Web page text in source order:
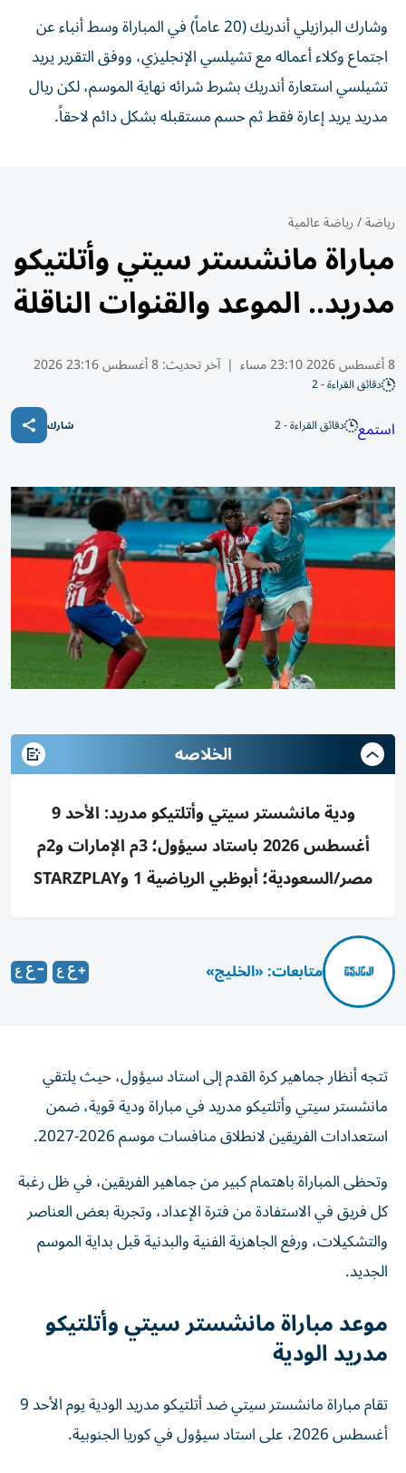
وشارك البرازيلي أندريك (20 عاماً) في المباراة وسط أنباء عن
اجتماع وكلاء أعماله مع تشيلسي الإنجليزي، ووفق التقرير يريد
تشيلسي استعارة أندريك بشرط شرائه نهاية الموسم، لكن ريال
مدريد يريد إعارة فقط ثم حسم مستقبله بشكل دائم لاحقاً.
رياضة/رياضة عالمية
مباراة مانشستر سيتي وأتلتيكو
مدريد.. الموعد والقنوات الناقلة
8 أغسطس 2026 23:10 مساء | آخر تحديث:8 أغسطس 23:16 2026
دقائق القراءة - 2
استمع دقائق القراءة - 2 شارك
الخلاصه
ودية مانشستر سيتي وأتلتيكو مدريد: الأحد 9
أغسطس 2026 باستاد سيؤول؛ 3م الإمارات و2م
مصر/السعودية؛ أبوظبي الرياضية 1 وSTARZPLAY
متابعات: «الخليج»
تتجه أنظار جماهير كرة القدم إلى استاد سيؤول، حيث يلتقي
مانشستر سيتي وأتلتيكو مدريد في مباراة ودية قوية، ضمن
استعدادات الفريقين لانطلاق منافسات موسم 2026-2027.
كل فريق في الاستفادة من فترة الإعداد، وتجربة بعض العناصر
والتشكيلات، ورفع الجاهزية الفنية والبدنية قبل بداية الموسم
الجديد.
موعد مباراة مانشستر سيتي وأتلتيكو
مدريد الودية
أغسطس 2026، على استاد سيؤول في كوريا الجنوبية.